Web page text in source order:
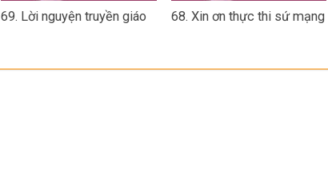
69. Lời nguyện truyền giáo 68. Xin ơn thực thi sứ mạng